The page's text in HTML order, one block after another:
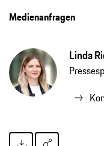
Medienanfragen
Linda